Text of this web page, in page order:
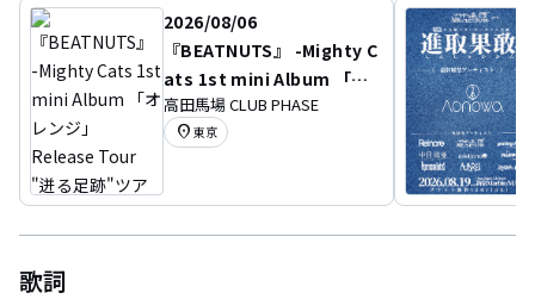
2026/08/06
『BEATNUTS』 -Mighty C
ats 1st mini Album 「オ
レンジ」 Release Tour
"迸る足跡"ツアー-
高田馬場 CLUB PHASE
location_on 東京
歌詞